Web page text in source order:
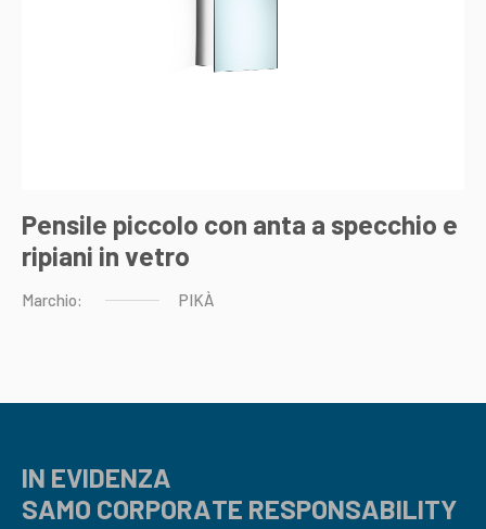
Pensile piccolo con anta a specchio e
ripiani in vetro
Marchio: PIKÀ
IN EVIDENZA
SAMO CORPORATE RESPONSABILITY